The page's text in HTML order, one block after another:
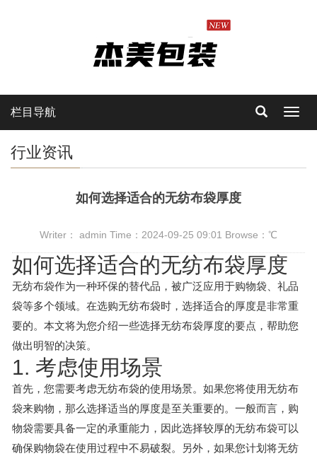
栏目导航
行业资讯
如何选择适合的无纺布袋厚度
Writer： admin Time：2024-09-25 09:01 Browse： ℃
如何选择适合的无纺布袋厚度
无纺布袋作为一种环保的替代品，被广泛应用于购物袋、礼品
袋等多个领域。在选购无纺布袋时，选择适合的厚度是非常重
要的。本文将为您介绍一些选择无纺布袋厚度的要点，帮助您
做出明智的决策。
1. 考虑使用场景
首先，您需要考虑无纺布袋的使用场景。如果您将使用无纺布
袋来购物，那么选择适当的厚度是至关重要的。一般而言，购
物袋需要具备一定的承重能力，因此选择较厚的无纺布袋可以
确保购物袋在使用过程中不易破裂。另外，如果您计划将无纺